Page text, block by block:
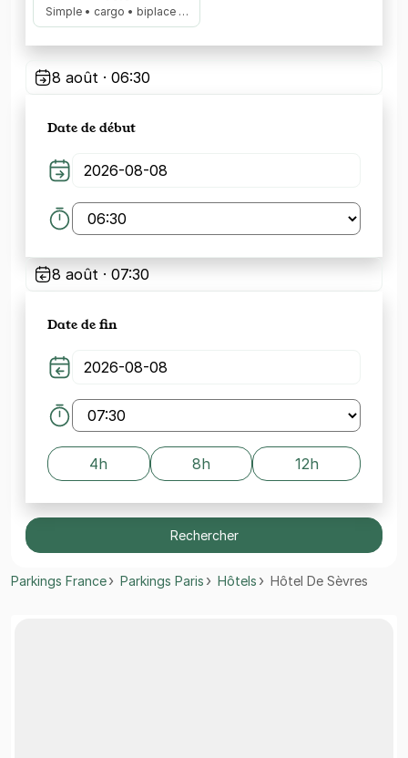
Simple • cargo • biplace …
8 août · 06:30
Date de début
8 août · 07:30
Date de fin
4h 8h 12h
Rechercher
Parkings France Parkings Paris Hôtels Hôtel De Sèvres